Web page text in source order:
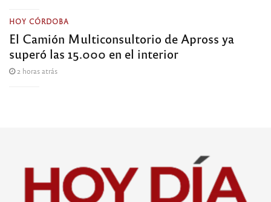
HOY CÓRDOBA
El Camión Multiconsultorio de Apross ya
superó las 15.000 en el interior
2 horas atrás